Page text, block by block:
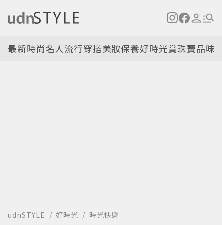
最新時尚名人流行穿搭美妝保養好時光賞珠寶品味
udnSTYLE 好時光 時光快遞